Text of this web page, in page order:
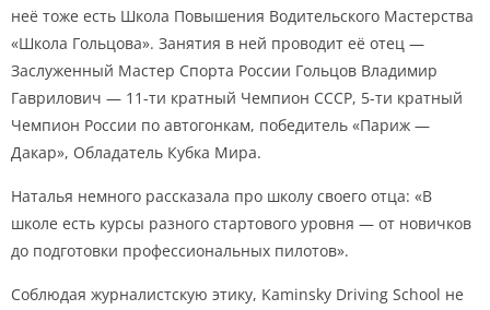
неё тоже есть Школа Повышения Водительского Мастерства
«Школа Гольцова». Занятия в ней проводит её отец —
Заслуженный Мастер Спорта России Гольцов Владимир
Гаврилович — 11-ти кратный Чемпион СССР, 5-ти кратный
Чемпион России по автогонкам, победитель «Париж —
Дакар», Обладатель Кубка Мира.
Наталья немного рассказала про школу своего отца: «В
школе есть курсы разного стартового уровня — от новичков
до подготовки профессиональных пилотов».
Соблюдая журналистскую этику, Kaminsky Driving School не